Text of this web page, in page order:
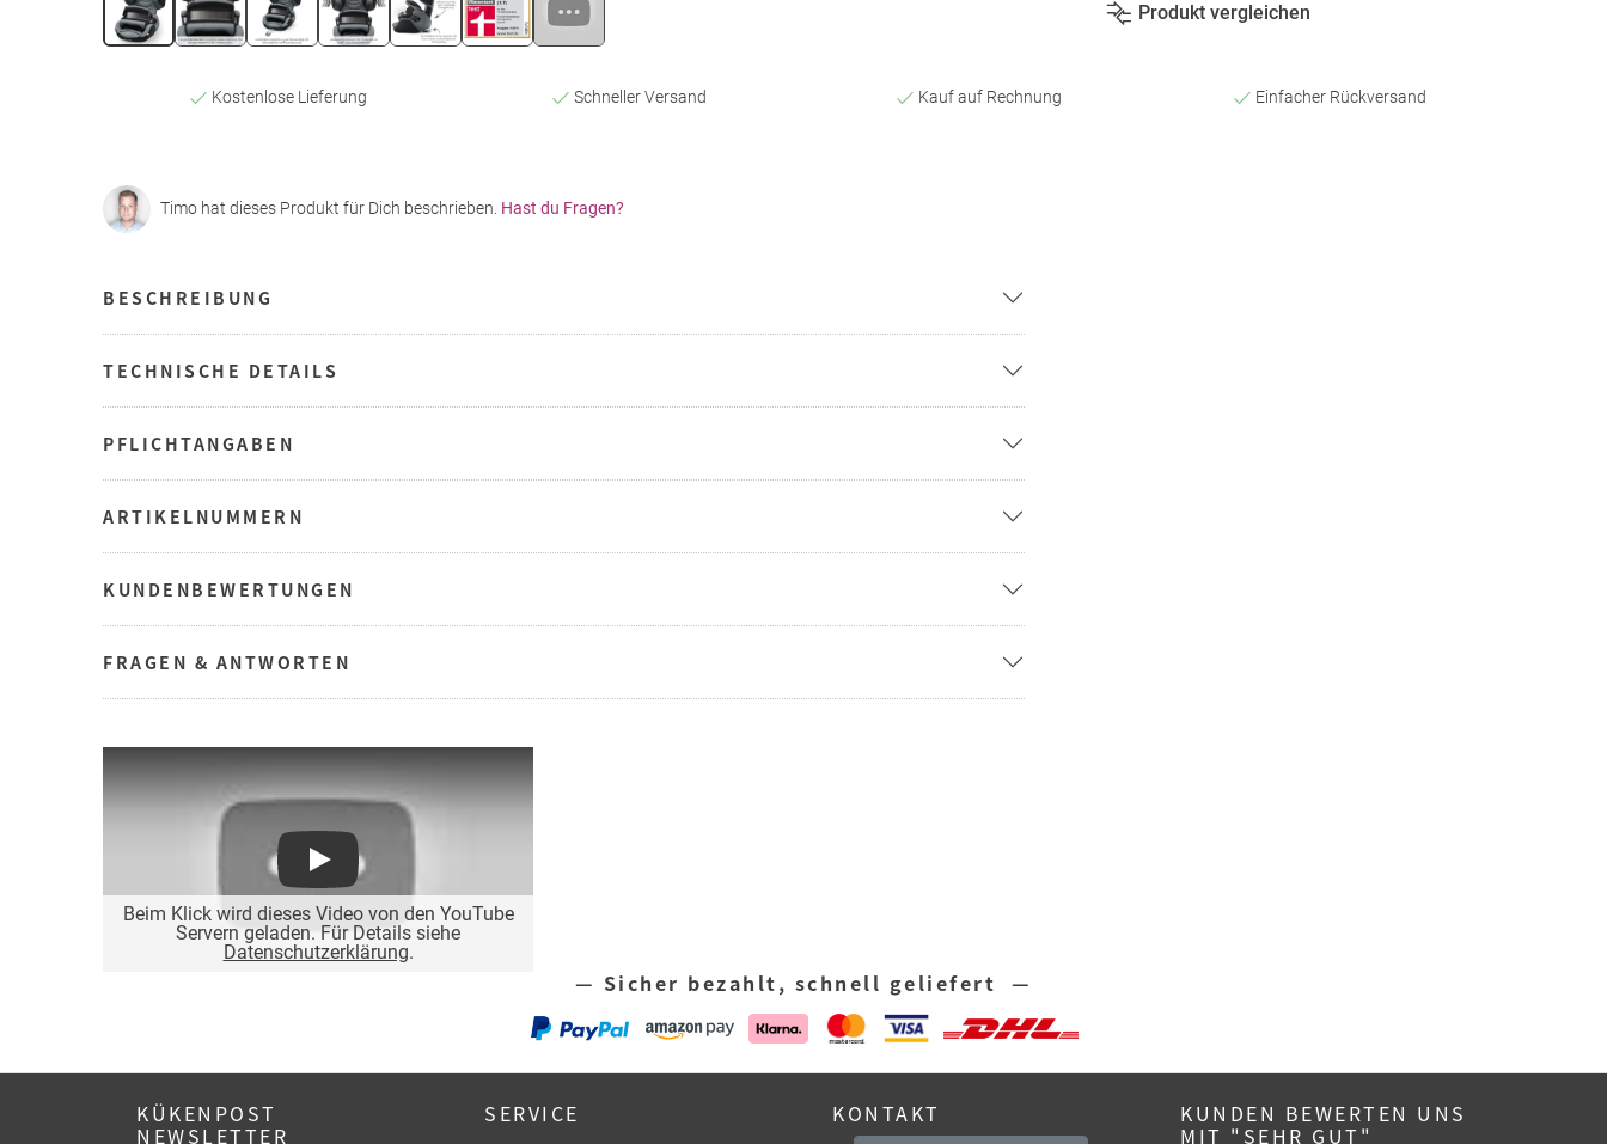
Produkt vergleichen
Kostenlose Lieferung Schneller Versand Kauf auf Rechnung Einfacher Rückversand
Timo hat dieses Produkt für Dich beschrieben. Hast du Fragen?
BESCHREIBUNG
TECHNISCHE DETAILS
PFLICHTANGABEN
ARTIKELNUMMERN
KUNDENBEWERTUNGEN
FRAGEN & ANTWORTEN
Beim Klick wird dieses Video von den YouTube
Servern geladen. Für Details siehe
Datenschutzerklärung.
Play
— Sicher bezahlt, schnell geliefert —
KÜKENPOST
NEWSLETTER
SERVICE KONTAKT KUNDEN BEWERTEN UNS
MIT "SEHR GUT"